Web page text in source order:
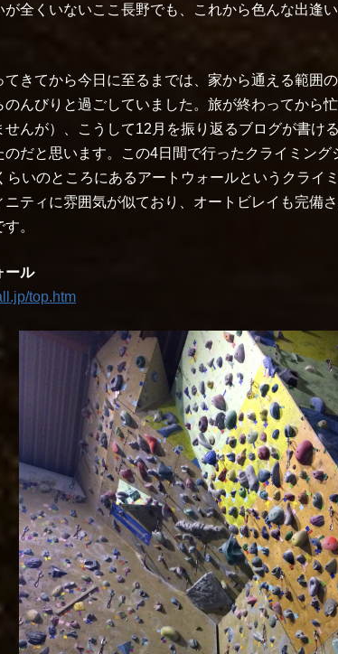
が全くいないここ長野でも、これから色んな出逢
てきてから今日に至るまでは、家から通える範囲
のんびりと過ごしていました。旅が終わってから
せんが）、こうして12月を振り返るブログが書け
のだと思います。この4日間で行ったクライミング
らいのところにあるアートウォールというクライ
ニティに雰囲気が似ており、オートビレイも完備
。
ール
top.htm